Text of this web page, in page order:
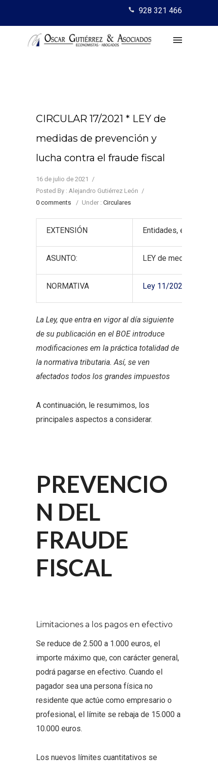
928 321 466
CIRCULAR 17/2021 * LEY de
medidas de prevención y
lucha contra el fraude fiscal
16 de julio de 2021 /
Posted By : Alejandro Gutiérrez León /
0 comments
/ Under : Circulares
EXTENSIÓN Entidades,
ASUNTO: LEY de medidas de
NORMATIVA Ley 11/2021 de 9 de
La Ley, que entra en vigor al día siguiente
de su publicación en el BOE introduce
modificaciones em la práctica totalidad de
la normativa tributaria. Así, se ven
afectados todos los grandes impuestos
A continuación, le resumimos, los
principales aspectos a considerar.
PREVENCIO
N DEL
FRAUDE
FISCAL
Limitaciones a los pagos en efectivo
Se reduce de 2.500 a 1.000 euros, el
importe máximo que, con carácter general,
podrá pagarse en efectivo. Cuando el
pagador sea una persona física no
residente que actúe como empresario o
profesional, el límite se rebaja de 15.000 a
10.000 euros.
Los nuevos límites cuantitativos se